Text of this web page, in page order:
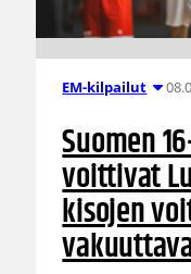
EM-kilpailut
Suomen
voittivat
kisojen